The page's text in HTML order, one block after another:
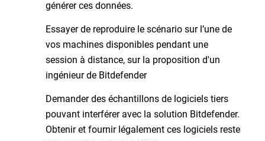
générer ces données.
Essayer de reproduire le scénario sur l’une de
vos machines disponibles pendant une
session à distance, sur la proposition d'un
ingénieur de Bitdefender
Demander des échantillons de logiciels tiers
pouvant interférer avec la solution Bitdefender.
Obtenir et fournir légalement ces logiciels reste